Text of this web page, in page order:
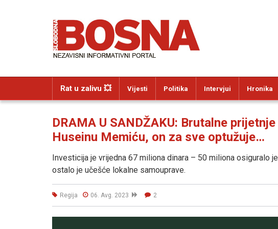
Rat u zalivu 💥 Vijesti Politika Intervjui Hronika
DRAMA U SANDŽAKU: Brutalne
Huseinu Memiću, on za sve optužuje…
Investicija je vrijedna 67 miliona dinara – 50 miliona osiguralo
ostalo je učešće lokalne samouprave.
Regija 06. Avg. 2023 2